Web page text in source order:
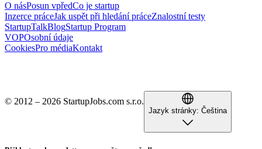
O násPosun vpředCo je startup
Inzerce práceJak uspět při hledání práceZnalostní testy
StartupTalkBlogStartup Program
VOPOsobní údaje
CookiesPro médiaKontakt
© 2012 – 2026 StartupJobs.com s.r.o.
Jazyk stránky: Čeština